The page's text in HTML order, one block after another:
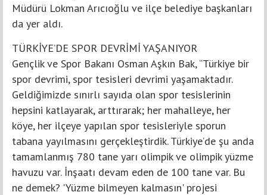
Müdürü Lokman Arıcıoğlu ve ilçe belediye başkanları
da yer aldı.
TÜRKİYE’DE SPOR DEVRİMİ YAŞANIYOR
Gençlik ve Spor Bakanı Osman Aşkın Bak, “Türkiye bir
spor devrimi, spor tesisleri devrimi yaşamaktadır.
Geldiğimizde sınırlı sayıda olan spor tesislerinin
hepsini katlayarak, arttırarak; her mahalleye, her
köye, her ilçeye yapılan spor tesisleriyle sporun
tabana yayılmasını gerçekleştirdik. Türkiye’de şu anda
tamamlanmış 780 tane yarı olimpik ve olimpik yüzme
havuzu var. İnşaatı devam eden de 100 tane var. Bu
ne demek? 'Yüzme bilmeyen kalmasın' projesi